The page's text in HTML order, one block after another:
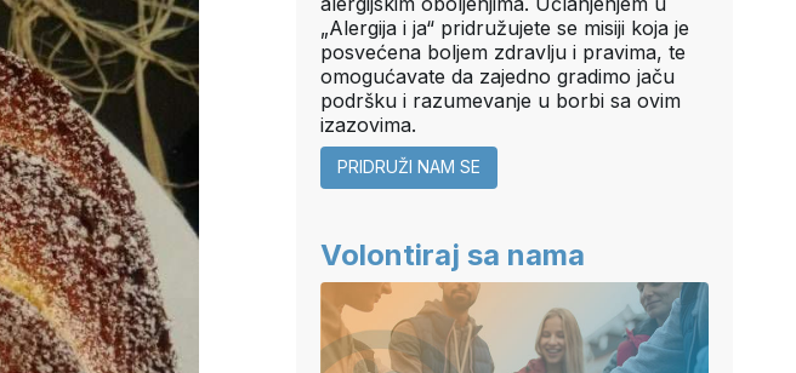
„Alergija i ja“ pridružujete se misiji koja je
posvećena boljem zdravlju i pravima, te
omogućavate da zajedno gradimo jaču
podršku i razumevanje u borbi sa ovim
izazovima.
PRIDRUŽI NAM SE
Volontiraj sa nama